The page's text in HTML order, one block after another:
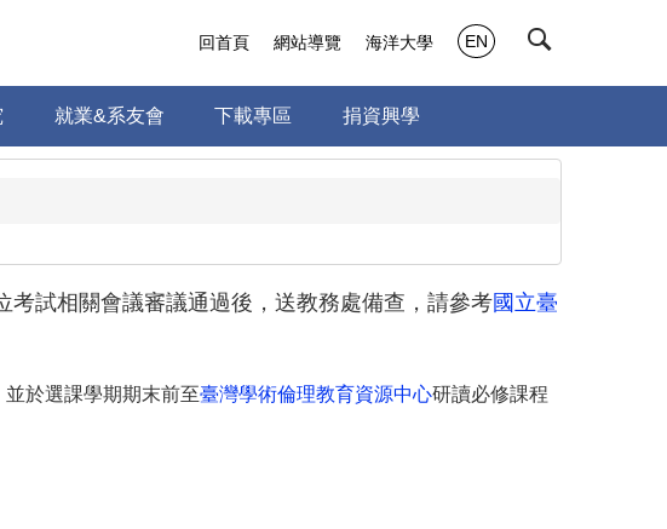
就業&系友會 下載專區 捐資興學
回首頁 網站導覽 海洋大學 EN
試相關會議審議通過後，送教務處備查，請參考國立臺
於選課學期期末前至臺灣學術倫理教育資源中心研讀必修課程